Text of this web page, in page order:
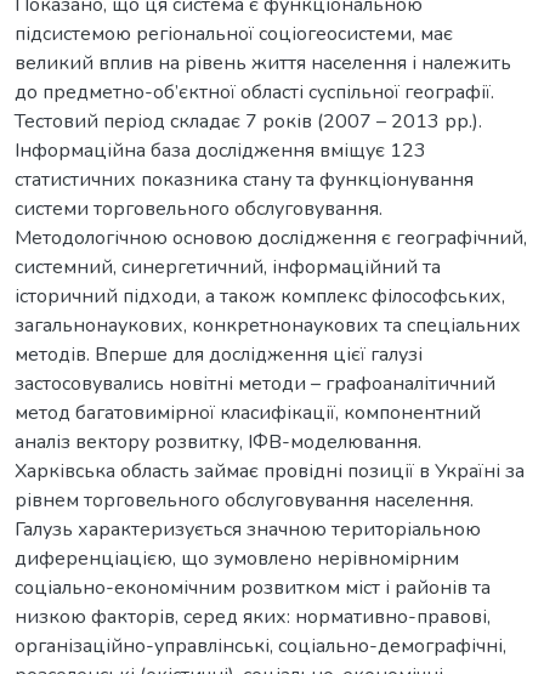
підсистемою регіональної соціогеосистеми, має
великий вплив на рівень життя населення і належить
до предметно-об’єктної області суспільної географії.
Тестовий період складає 7 років (2007 – 2013 рр.).
Інформаційна база дослідження вміщує 123
статистичних показника стану та функціонування
системи торговельного обслуговування.
Методологічною основою дослідження є географічний,
системний, синергетичний, інформаційний та
історичний підходи, а також комплекс філософських,
загальнонаукових, конкретнонаукових та спеціальних
методів. Вперше для дослідження цієї галузі
застосовувались новітні методи – графоаналітичний
метод багатовимірної класифікації, компонентний
аналіз вектору розвитку, ІФВ-моделювання.
Харківська область займає провідні позиції в Україні за
рівнем торговельного обслуговування населення.
Галузь характеризується значною територіальною
диференціацією, що зумовлено нерівномірним
соціально-економічним розвитком міст і районів та
низкою факторів, серед яких: нормативно-правові,
організаційно-управлінські, соціально-демографічні,